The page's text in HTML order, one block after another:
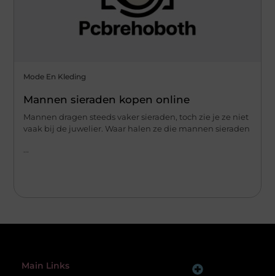
Mode En Kleding
Mannen sieraden kopen online
Mannen dragen steeds vaker sieraden, toch zie je ze niet
vaak bij de juwelier. Waar halen ze die mannen sieraden
Main Links